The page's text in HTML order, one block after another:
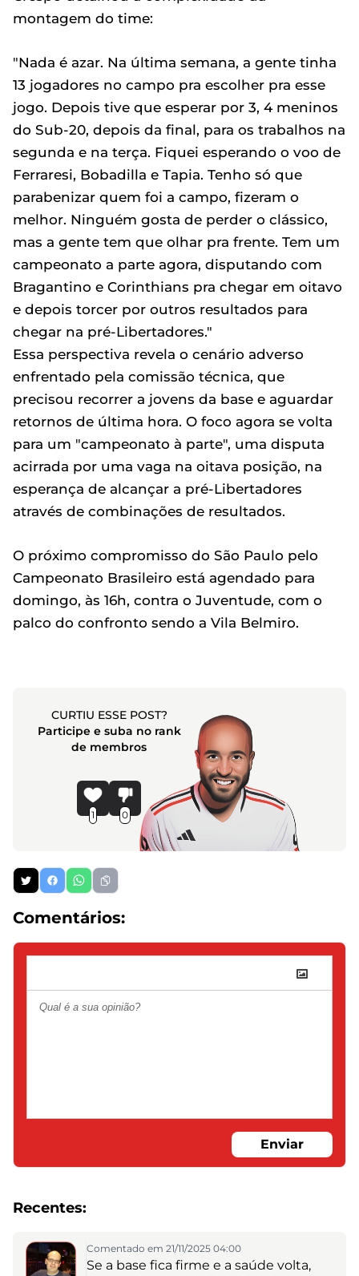
montagem do time:
"Nada é azar. Na última semana, a gente tinha
13 jogadores no campo pra escolher pra esse
jogo. Depois tive que esperar por 3, 4 meninos
do Sub-20, depois da final, para os trabalhos na
segunda e na terça. Fiquei esperando o voo de
Ferraresi, Bobadilla e Tapia. Tenho só que
parabenizar quem foi a campo, fizeram o
melhor. Ninguém gosta de perder o clássico,
mas a gente tem que olhar pra frente. Tem um
campeonato a parte agora, disputando com
Bragantino e Corinthians pra chegar em oitavo
e depois torcer por outros resultados para
chegar na pré-Libertadores."
Essa perspectiva revela o cenário adverso
enfrentado pela comissão técnica, que
precisou recorrer a jovens da base e aguardar
retornos de última hora. O foco agora se volta
para um "campeonato à parte", uma disputa
acirrada por uma vaga na oitava posição, na
esperança de alcançar a pré-Libertadores
através de combinações de resultados.
O próximo compromisso do São Paulo pelo
Campeonato Brasileiro está agendado para
domingo, às 16h, contra o Juventude, com o
palco do confronto sendo a Vila Belmiro.
CURTIU ESSE POST?
Participe e suba no rank
de membros
1 0
Comentários:
Enviar
Recentes:
Comentado em 21/11/2025 04:00
Se a base fica firme e a saúde volta,